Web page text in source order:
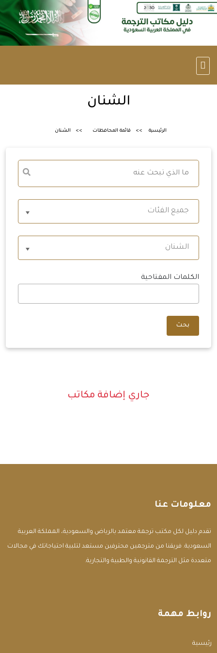
الشنان
الرئيسية قائمة المحافظات الشنان
جميع الفئات
الشنان
الكلمات المفتاحية
بحث
جاري إضافة مكاتب
معلومات عنا
تقدم دليل لكل مكتب ترجمة معتمد بالرياض والسعودية، المملكة العربية
السعودية. فريقنا من مترجمين محترفين مستعد لتلبية احتياجاتك في مجالات
متعددة مثل الترجمة القانونية والطبية والتجارية.
روابط مهمة
الرئيسية